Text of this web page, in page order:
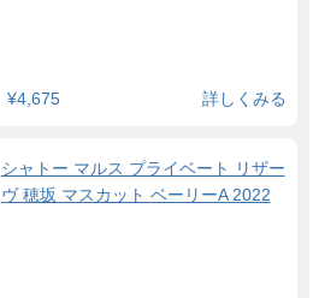
¥4,675 詳しくみる
シャトー マルス プライベート リザー
ヴ 穂坂 マスカット ベーリーA 2022